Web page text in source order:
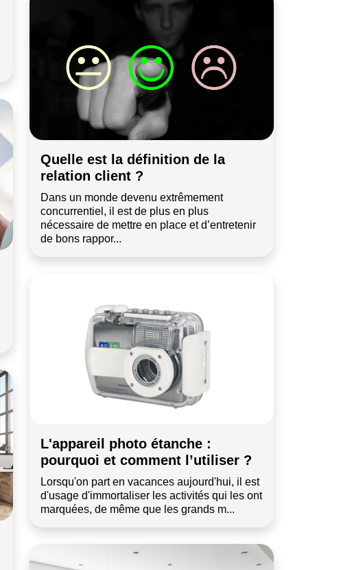
Quelle est la définition de la
relation client ?
Dans un monde devenu extrêmement
concurrentiel, il est de plus en plus
nécessaire de mettre en place et d’entretenir
de bons rappor...
L'appareil photo étanche :
pourquoi et comment l’utiliser ?
Lorsqu'on part en vacances aujourd'hui, il est
d'usage d'immortaliser les activités qui les ont
marquées, de même que les grands m...